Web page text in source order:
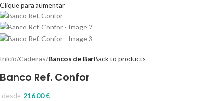
Clique para aumentar
Início Cadeiras Bancos de BarBack to products
Banco Ref. Confor
216,00€
desde